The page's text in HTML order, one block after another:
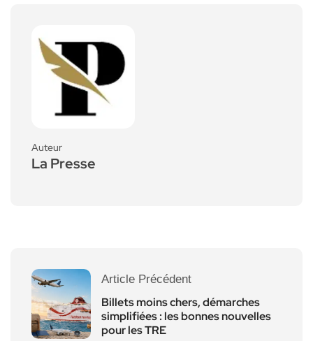
Auteur
La Presse
Article Précédent
Billets moins chers, démarches
simplifiées : les bonnes nouvelles
pour les TRE